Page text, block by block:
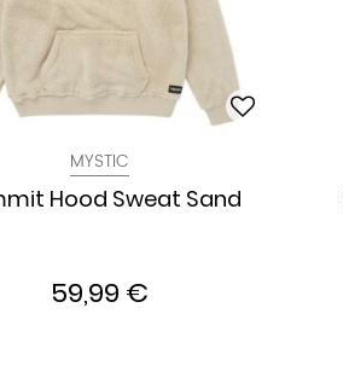
MYSTIC
Hood Sweat Sand
59,99 €